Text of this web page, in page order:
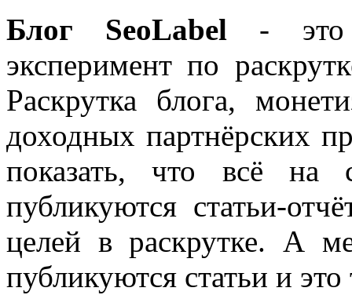
Блог SeoLabel - это
эксперимент по
Раскрутка блога,
доходных партнёрских
показать, что всё на
публикуются статьи-
целей в раскрутке. А
публикуются статьи и